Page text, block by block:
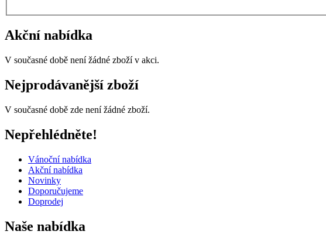
Akční nabídka
V současné době není žádné zboží v akci.
Nejprodávanější zboží
V současné době zde není žádné zboží.
Nepřehlédněte!
Vánoční nabídka
Akční nabídka
Novinky
Doporučujeme
Doprodej
Naše nabídka